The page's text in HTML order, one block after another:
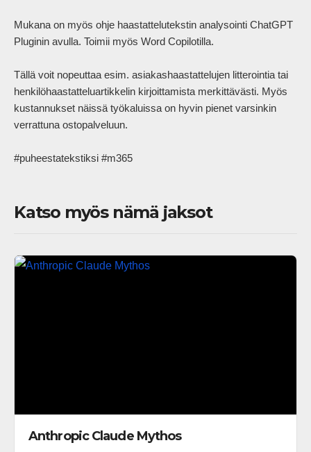
Mukana on myös ohje haastattelutekstin analysointi ChatGPT
Pluginin avulla. Toimii myös Word Copilotilla.
Tällä voit nopeuttaa esim. asiakashaastattelujen litterointia tai
henkilöhaastatteluartikkelin kirjoittamista merkittävästi. Myös
kustannukset näissä työkaluissa on hyvin pienet varsinkin
verrattuna ostopalveluun.
#puheestatekstiksi #m365
Katso myös nämä jaksot
Anthropic Claude Mythos